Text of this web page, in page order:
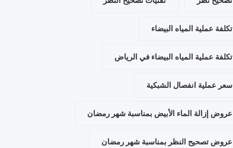
تكلفة عملية المياه البيضاء
تكلفة عملية المياه البيضاء في الرياض
سعر عملية انفصال الشبكية
عروض إزالة الماء الأبيض بمناسبة شهر رمضان
عروض تصحيح النظر بمناسبة شهر رمضان